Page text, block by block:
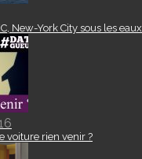
New-York City sous les eaux.
voiture rien venir ?